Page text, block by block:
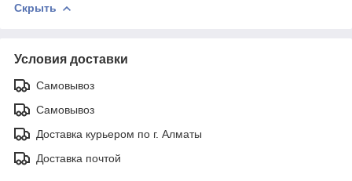
Скрыть
Условия доставки
Самовывоз
Самовывоз
Доставка курьером по г. Алматы
Доставка почтой